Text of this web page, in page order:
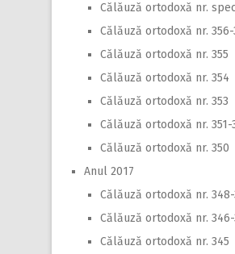
Călăuză ortodoxă nr.
Călăuză ortodoxă nr. 356-
Călăuză ortodoxă nr. 355
Călăuză ortodoxă nr. 354
Călăuză ortodoxă nr. 353
Călăuză ortodoxă nr. 351-
Călăuză ortodoxă nr. 350
Anul 2017
Călăuză ortodoxă nr.
Călăuză ortodoxă nr. 346-
Călăuză ortodoxă nr. 345